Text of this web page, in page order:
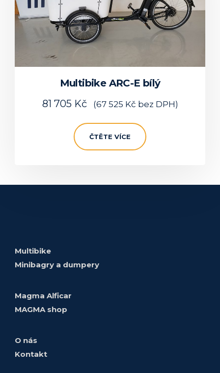
Multibike ARC-E bílý
81 705 Kč (67 525 Kč bez DPH)
ČTĚTE VÍCE
Multibike
Minibagry a dumpery
Magma Alficar
MAGMA shop
O nás
Kontakt